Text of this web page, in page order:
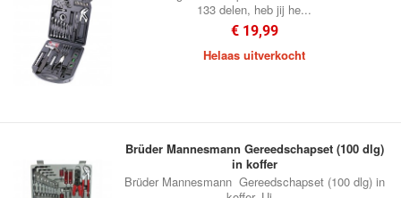
133 delen, heb jij he...
€ 19,99
Helaas uitverkocht
Brüder Mannesmann Gereedschapset (100 dlg)
in koffer
Brüder Mannesmann Gereedschapset (100 dlg) in